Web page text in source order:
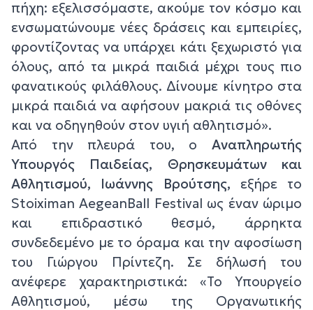
πήχη: εξελισσόμαστε, ακούμε τον κόσμο και
ενσωματώνουμε νέες δράσεις και εμπειρίες,
φροντίζοντας να υπάρχει κάτι ξεχωριστό για
όλους, από τα μικρά παιδιά μέχρι τους πιο
φανατικούς φιλάθλους. Δίνουμε κίνητρο στα
μικρά παιδιά να αφήσουν μακριά τις οθόνες
και να οδηγηθούν στον υγιή αθλητισμό».
Από την πλευρά του, ο Αναπληρωτής
Υπουργός Παιδείας, Θρησκευμάτων και
Αθλητισμού, Ιωάννης Βρούτσης, εξήρε το
Stoiximan AegeanBall Festival ως έναν ώριμο
και επιδραστικό θεσμό, άρρηκτα
συνδεδεμένο με το όραμα και την αφοσίωση
του Γιώργου Πρίντεζη. Σε δήλωσή του
ανέφερε χαρακτηριστικά: «Το Υπουργείο
Αθλητισμού, μέσω της Οργανωτικής